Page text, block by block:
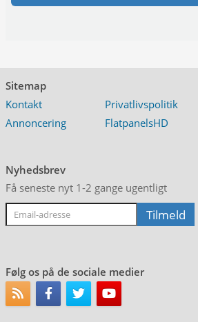
Sitemap
Kontakt
Privatlivspolitik
Annoncering
FlatpanelsHD
Nyhedsbrev
Få seneste nyt 1-2 gange ugentligt
Følg os på de sociale medier